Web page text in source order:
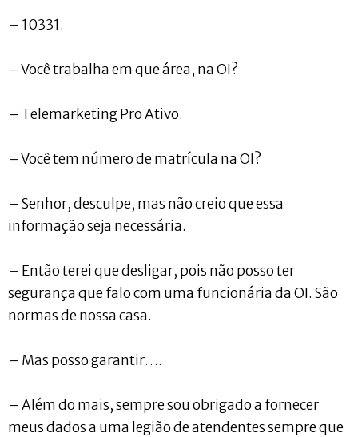
– 10331.
– Você trabalha em que área, na OI?
– Telemarketing Pro Ativo.
– Você tem número de matrícula na OI?
– Senhor, desculpe, mas não creio que essa
informação seja necessária.
– Então terei que desligar, pois não posso ter
segurança que falo com uma funcionária da OI. São
normas de nossa casa.
– Mas posso garantir….
– Além do mais, sempre sou obrigado a fornecer
meus dados a uma legião de atendentes sempre que